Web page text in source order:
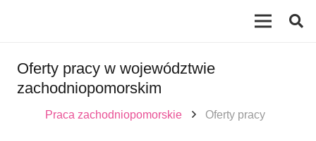
Oferty pracy w województwie
zachodniopomorskim
Praca zachodniopomorskie Oferty pracy